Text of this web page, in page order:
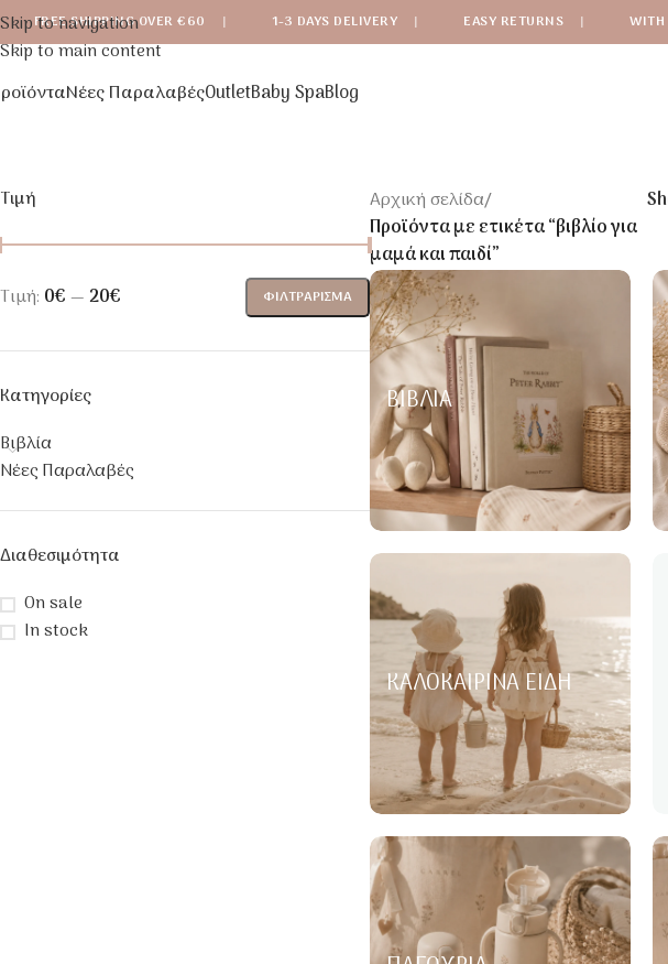
Skip to navigation
Skip to main content
FREE SHIPPING OVER €60 | 1-3 DAYS DELIVERY | EASY RETURNS | WITH
Νέες ΠαραλαβέςOutletBaby SpaBlog
Τιμή
ΦΙΛΤΡΆΡΙΣΜΑ
Τιμή: 0€—20€
Κατηγορίες
Βιβλία
Νέες Παραλαβές
Διαθεσιμότητα
On sale
In stock
Αρχική σελίδα/
Προϊόντα με ετικέτα “βιβλίο για
μαμά και παιδί”
ΒΙΒΛΊΑ
ΚΑΛΟΚΑΙΡΙΝΑ ΕΊΔΗ